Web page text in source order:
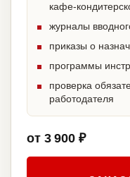
кафе-
журналы
приказы о
программы
проверка
работодателя
от 3 900 ₽